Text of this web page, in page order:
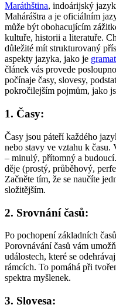
Maráthština, indoárijský
Maháráštra a je oficiálním
může být obohacujícím
kultuře, historii a literatuře.
důležité mít strukturovaný
aspekty jazyka, jako je
článek vás provede
počínaje časy, slovesy,
pokročilejším pojmům, jako
1. Časy:
Časy jsou páteří každého
nebo stavy ve vztahu k
– minulý, přítomný a
děje (prostý, průběhový,
Začněte tím, že se naučíte
složitějším.
2. Srovnání časů:
Po pochopení základních
Porovnávání časů vám
událostech, které se
rámcích. To pomáhá při
spektra myšlenek.
3. Slovesa: